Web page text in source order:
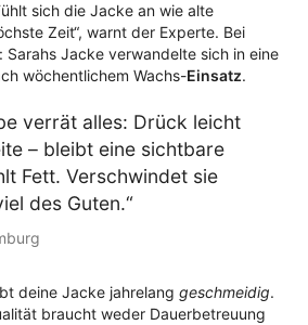
sich die Jacke an wie alte
Zeit“, warnt der Experte. Bei
Sarahs Jacke verwandelte sich in eine
wöchentlichem Wachs-Einsatz.
verrät alles: Drück leicht
– bleibt eine sichtbare
Fett. Verschwindet sie
des Guten.“
deine Jacke jahrelang geschmeidig.
braucht weder Dauerbetreuung